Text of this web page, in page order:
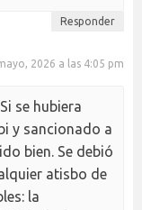
Responder
2026 a las 4:05 pm
se hubiera
y sancionado a
bien. Se debió
atisbo de
la